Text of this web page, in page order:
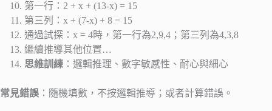
第一行：2 + x + (13-x) = 15
第三列：x + (7-x) + 8 = 15
通過試探：x = 4時，第一行為2,9,4；第三列為4,3,8
繼續推導其他位置…
思維訓練 ：邏輯推理、數字敏感性、耐心與細心
常見錯誤 ：隨機填數，不按邏輯推導；或者計算錯誤。